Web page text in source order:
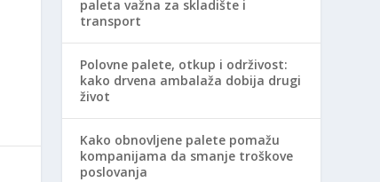
paleta važna za skladište i
transport
Polovne palete, otkup i održivost:
kako drvena ambalaža dobija drugi
život
Kako obnovljene palete pomažu
kompanijama da smanje troškove
poslovanja